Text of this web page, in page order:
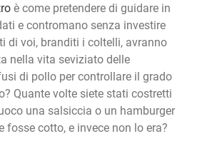
è come pretendere di guidare in
e contromano senza investire
di voi, branditi i coltelli, avranno
nella vita seviziato delle
di pollo per controllare il grado
Quante volte siete stati costretti
una salsiccia o un hamburger
fosse cotto, e invece non lo era?